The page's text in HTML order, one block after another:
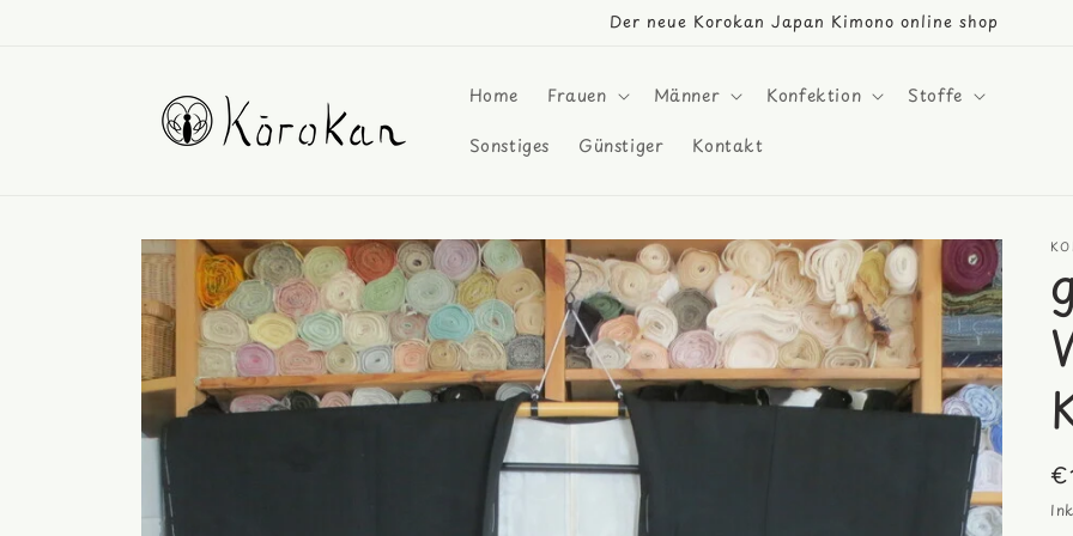
Der neue Korokan Japan Kimono online shop
Home Frauen Männer Konfektion
Stoffe
Sonstiges
Günstiger Kontakt
Produktinformationen
springen